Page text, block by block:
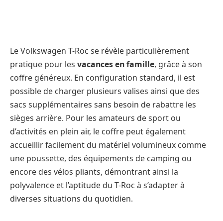
Le Volkswagen T-Roc se révèle particulièrement
pratique pour les vacances en famille, grâce à son
coffre généreux. En configuration standard, il est
possible de charger plusieurs valises ainsi que des
sacs supplémentaires sans besoin de rabattre les
sièges arrière. Pour les amateurs de sport ou
d’activités en plein air, le coffre peut également
accueillir facilement du matériel volumineux comme
une poussette, des équipements de camping ou
encore des vélos pliants, démontrant ainsi la
polyvalence et l’aptitude du T-Roc à s’adapter à
diverses situations du quotidien.